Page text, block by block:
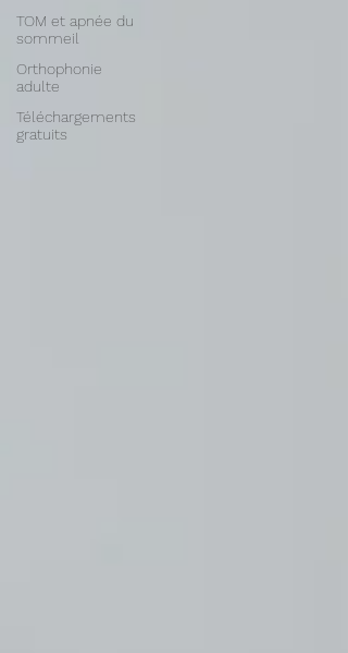
TOM et apnée du
sommeil
Orthophonie
adulte
Téléchargements
gratuits